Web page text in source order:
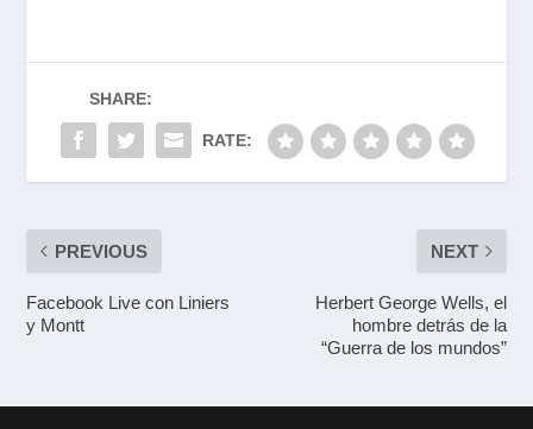
SHARE:
RATE:
PREVIOUS
Facebook Live con Liniers
y Montt
NEXT
Herbert George Wells, el
hombre detrás de la
“Guerra de los mundos”